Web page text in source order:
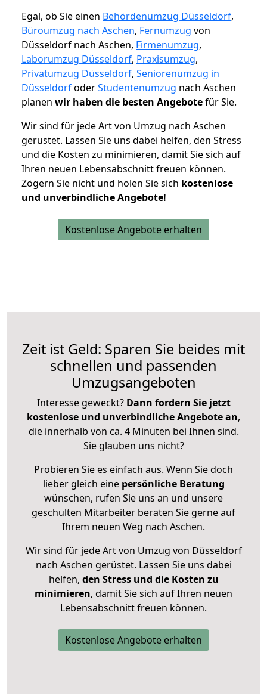
Egal, ob Sie einen Behördenumzug Düsseldorf,
Büroumzug nach Aschen, Fernumzug von
Düsseldorf nach Aschen, Firmenumzug,
Laborumzug Düsseldorf, Praxisumzug,
Privatumzug Düsseldorf, Seniorenumzug in
DüsseldorfoderStudentenumzug nach Aschen
planen wir haben die besten Angebotefür Sie.
Wir sind für jede Art von Umzug nach Aschen
gerüstet. Lassen Sie uns dabei helfen, den Stress
und die Kosten zu minimieren, damit Sie sich auf
Ihren neuen Lebensabschnitt freuen können.
Zögern Sie nicht und holen Sie sich kostenlose
und unverbindliche Angebote!
Kostenlose Angebote erhalten
Zeit ist Geld: Sparen Sie beides mit
schnellen und passenden
Umzugsangeboten
Interesse geweckt? Dann fordern Sie jetzt
kostenlose und unverbindliche Angebote an,
die innerhalb von ca. 4 Minuten bei Ihnen sind.
Sie glauben uns nicht?
Probieren Sie es einfach aus. Wenn Sie doch
lieber gleich eine persönliche Beratung
wünschen, rufen Sie uns an und unsere
geschulten Mitarbeiter beraten Sie gerne auf
Ihrem neuen Weg nach Aschen.
Wir sind für jede Art von Umzug von Düsseldorf
nach Aschen gerüstet. Lassen Sie uns dabei
helfen, den Stress und die Kosten zu
minimieren, damit Sie sich auf Ihren neuen
Lebensabschnitt freuen können.
Kostenlose Angebote erhalten